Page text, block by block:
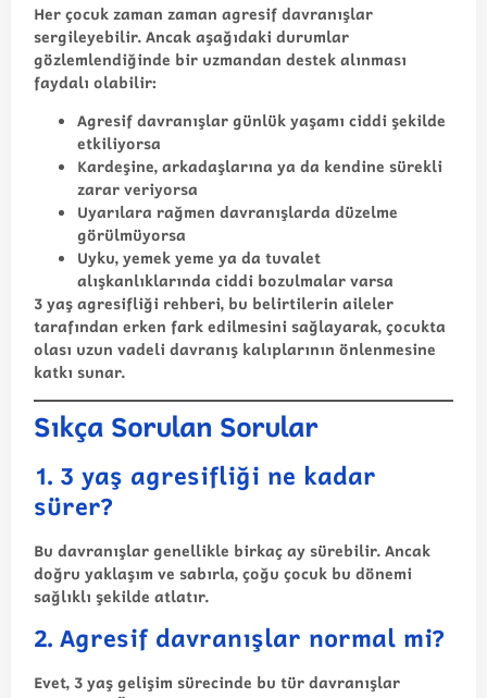
Her çocuk zaman zaman agresif davranışlar
sergileyebilir. Ancak aşağıdaki durumlar
gözlemlendiğinde bir uzmandan destek alınması
faydalı olabilir:
Agresif davranışlar günlük yaşamı ciddi şekilde
etkiliyorsa
Kardeşine, arkadaşlarına ya da kendine sürekli
zarar veriyorsa
Uyarılara rağmen davranışlarda düzelme
görülmüyorsa
Uyku, yemek yeme ya da tuvalet
alışkanlıklarında ciddi bozulmalar varsa
3 yaş agresifliği rehberi, bu belirtilerin aileler
tarafından erken fark edilmesini sağlayarak, çocukta
olası uzun vadeli davranış kalıplarının önlenmesine
katkı sunar.
Sıkça Sorulan Sorular
1. 3 yaş agresifliği ne kadar
sürer?
Bu davranışlar genellikle birkaç ay sürebilir. Ancak
doğru yaklaşım ve sabırla, çoğu çocuk bu dönemi
sağlıklı şekilde atlatır.
2. Agresif davranışlar normal mi?
Evet, 3 yaş gelişim sürecinde bu tür davranışlar